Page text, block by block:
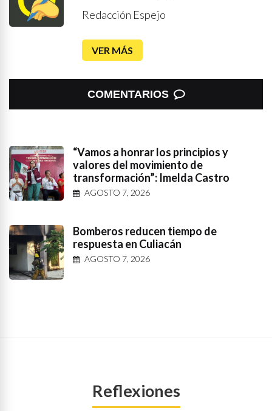
Redacción Espejo
VER MÁS
COMENTARIOS
“Vamos a honrar los principios y
valores del movimiento de
transformación”: Imelda Castro
AGOSTO 7, 2026
Bomberos reducen tiempo de
respuesta en Culiacán
AGOSTO 7, 2026
Reflexiones